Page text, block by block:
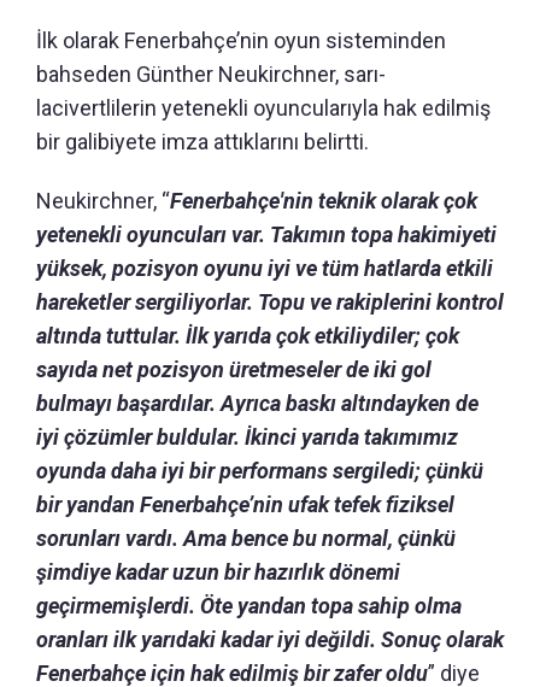
İlk olarak Fenerbahçe’nin oyun sisteminden
bahseden Günther Neukirchner, sarı-
lacivertlilerin yetenekli oyuncularıyla hak edilmiş
bir galibiyete imza attıklarını belirtti.
Neukirchner, “Fenerbahçe'nin teknik olarak çok
yetenekli oyuncuları var. Takımın topa hakimiyeti
yüksek, pozisyon oyunu iyi ve tüm hatlarda etkili
hareketler sergiliyorlar. Topu ve rakiplerini kontrol
altında tuttular. İlk yarıda çok etkiliydiler; çok
sayıda net pozisyon üretmeseler de iki gol
bulmayı başardılar. Ayrıca baskı altındayken de
iyi çözümler buldular. İkinci yarıda takımımız
oyunda daha iyi bir performans sergiledi; çünkü
bir yandan Fenerbahçe’nin ufak tefek fiziksel
sorunları vardı. Ama bence bu normal, çünkü
şimdiye kadar uzun bir hazırlık dönemi
geçirmemişlerdi. Öte yandan topa sahip olma
oranları ilk yarıdaki kadar iyi değildi. Sonuç olarak
Fenerbahçe için hak edilmiş bir zafer oldu” diye